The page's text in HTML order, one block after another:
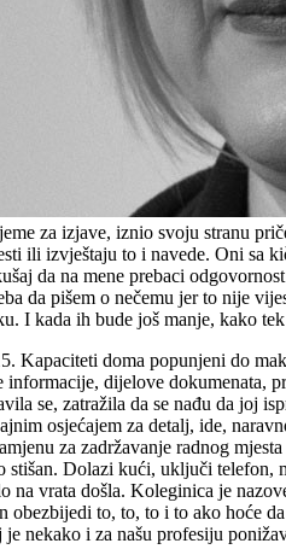
za izjave, iznio svoju stranu
ili izvještaju to i navede. Oni sa
da na mene prebaci
da pišem o nečemu jer to nije
I kada ih bude još manje, kako
Kapaciteti doma popunjeni do
dijelove dokumenata,
se, zatražila da se nađu da joj
osjećajem za detalj, ide,
za zadržavanje radnog
Dolazi kući, uključi telefon,
na vrata došla. Koleginica je
obezbijedi to, to, to i to ako hoće
nekako i za našu profesiju